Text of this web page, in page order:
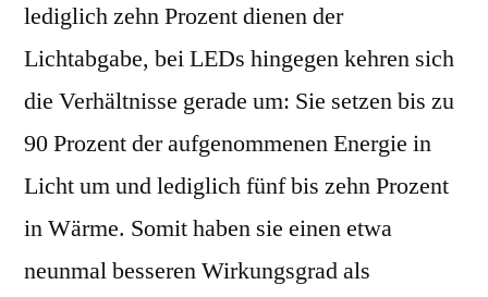
lediglich zehn Prozent dienen der
Lichtabgabe, bei LEDs hingegen kehren sich
die Verhältnisse gerade um: Sie setzen bis zu
90 Prozent der aufgenommenen Energie in
Licht um und lediglich fünf bis zehn Prozent
in Wärme. Somit haben sie einen etwa
neunmal besseren Wirkungsgrad als